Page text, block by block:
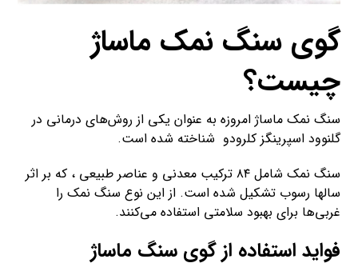
گوی سنگ نمک ماساژ
چیست؟
سنگ نمک ماساژ امروزه به عنوان یکی از روش‌های درمانی در
گلنوود اسپرینگز کلرودو شناخته شده است.
سنگ نمک شامل ۸۴ ترکیب معدنی و عناصر طبیعی ، که بر اثر
سالها رسوب تشکیل شده است. از این نوع سنگ نمک را
غربی‌ها برای بهبود سلامتی استفاده می‌کنند.
فواید استفاده از گوی سنگ ماساژ